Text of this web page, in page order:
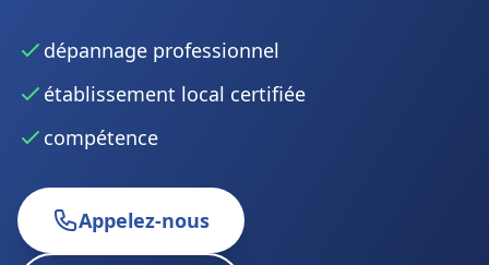
dépannage professionnel
établissement local certifiée
compétence
Appelez-nous